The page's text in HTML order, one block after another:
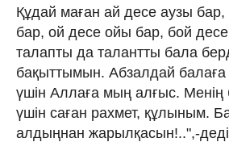
Құдай маған ай десе аузы бар,
бар, ой десе ойы бар, бой
талапты да талантты бала
бақыттымын. Абзалдай
үшін Аллаға мың алғыс.
үшін саған рахмет, құлыным.
алдыңнан жарылқасын!..",-